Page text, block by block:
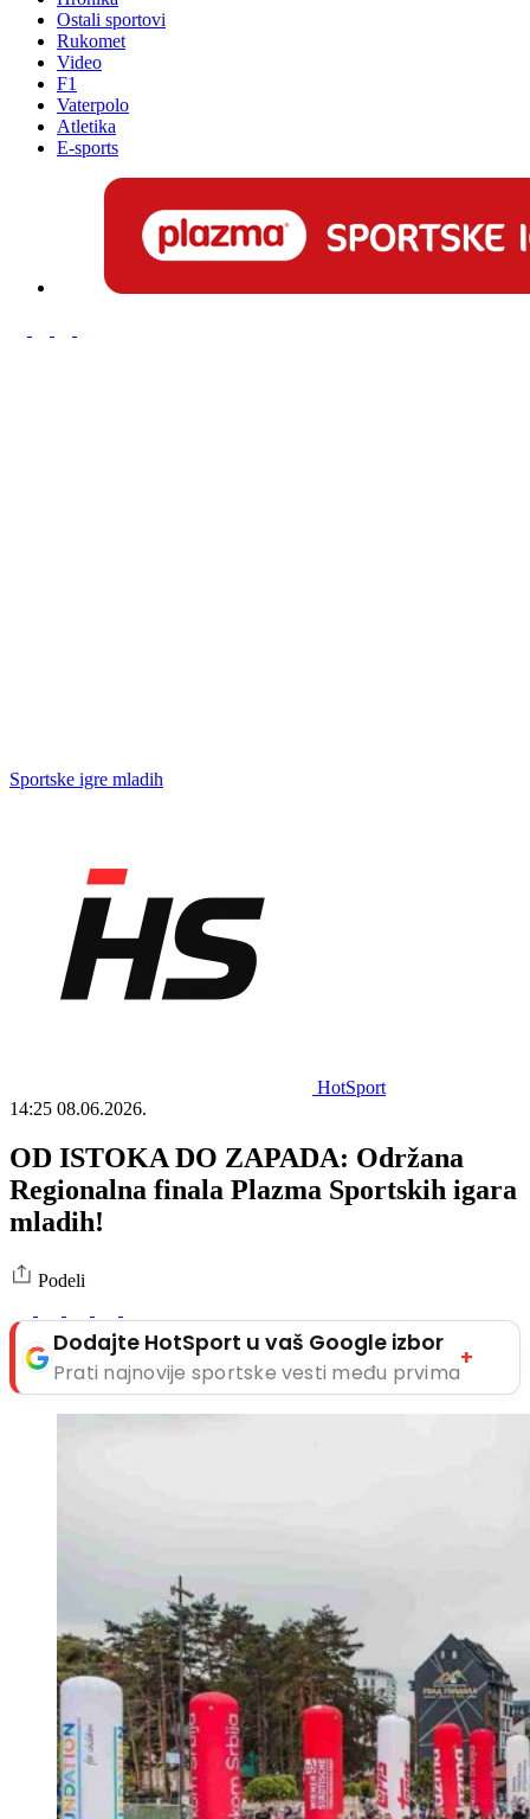
Ostali sportovi
Rukomet
Video
F1
Vaterpolo
Atletika
E-sports
Sportske igre mladih
HotSport
14:25 08.06.2026.
OD ISTOKA DO ZAPADA: Održana
Regionalna finala Plazma Sportskih igara
mladih!
Podeli
Dodajte HotSport u vaš Google izbor
Prati najnovije sportske vesti među prvima
+